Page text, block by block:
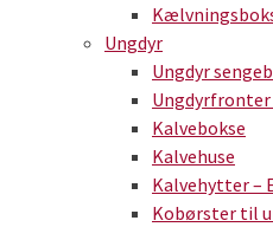
Ungdyr
Ungdyr
Kalvebokse
Kalvehuse
Kalvehytter –
Kobørster til